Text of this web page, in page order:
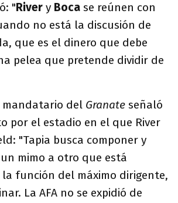
"River y Boca se reúnen con
no está la discusión de
que es el dinero que debe
pelea que pretende dividir de
mandatario del Granate señaló
por el estadio en el que River
"Tapia busca componer y
mimo a otro que está
la función del máximo dirigente,
La AFA no se expidió de